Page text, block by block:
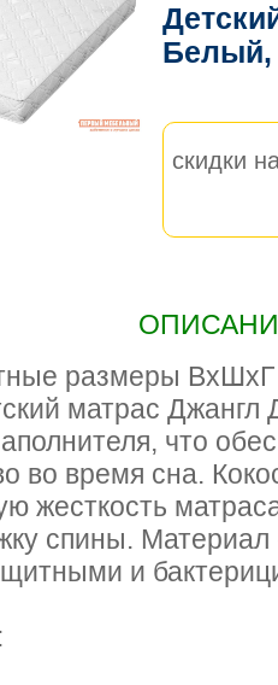
Белый,
скидки
размеры
матрас Джангл
что
во время сна.
жесткость
спины.
и